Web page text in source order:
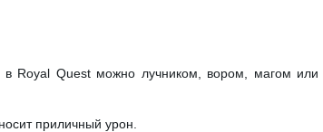
в Royal Quest можно лучником, вором, магом или
приличный урон.